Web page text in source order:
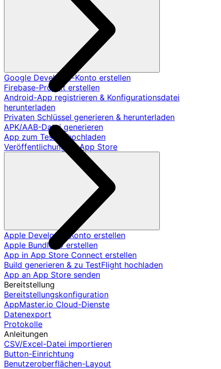
Google Developer-Konto erstellen
Firebase-Projekt erstellen
Android-App registrieren & Konfigurationsdatei
herunterladen
Privaten Schlüssel generieren & herunterladen
APK/AAB-Datei generieren
App zum Testen hochladen
Veröffentlichung im App Store
Apple Developer-Konto erstellen
Apple Bundle ID erstellen
App in App Store Connect erstellen
Build generieren & zu TestFlight hochladen
App an App Store senden
Bereitstellung
Bereitstellungskonfiguration
AppMaster.io Cloud-Dienste
Datenexport
Protokolle
Anleitungen
CSV/Excel-Datei importieren
Button-Einrichtung
Benutzeroberflächen-Layout